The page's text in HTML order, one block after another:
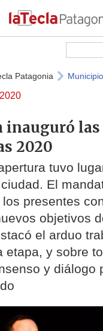
Patagonia
inauguró las
2020
tuvo
El
presentes
objetivos
el arduo
etapa, y sobre
y diálogo